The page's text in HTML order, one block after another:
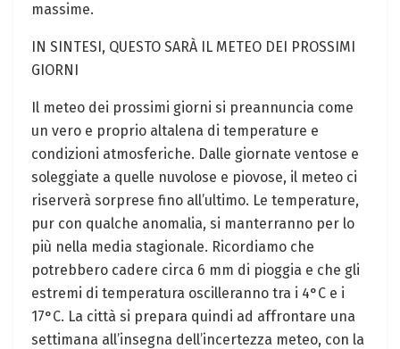
massime.
IN SINTESI, QUESTO SARÀ IL METEO DEI PROSSIMI
GIORNI
Il meteo dei prossimi giorni si preannuncia come
un vero e proprio altalena di temperature e
condizioni atmosferiche. Dalle giornate ventose e
soleggiate a quelle nuvolose e piovose, il meteo ci
riserverà sorprese fino all’ultimo. Le temperature,
pur con qualche anomalia, si manterranno per lo
più nella media stagionale. Ricordiamo che
potrebbero cadere circa 6 mm di pioggia e che gli
estremi di temperatura oscilleranno tra i 4°C e i
17°C. La città si prepara quindi ad affrontare una
settimana all’insegna dell’incertezza meteo, con la